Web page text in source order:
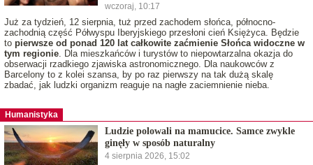
wczoraj, 10:17
Już za tydzień, 12 sierpnia, tuż przed zachodem słońca, północno-
zachodnią część Półwyspu Iberyjskiego przesłoni cień Księżyca. Będzie
to pierwsze od ponad 120 lat całkowite zaćmienie Słońca widoczne w
tym regionie . Dla mieszkańców i turystów to niepowtarzalna okazja do
obserwacji rzadkiego zjawiska astronomicznego. Dla naukowców z
Barcelony to z kolei szansa, by po raz pierwszy na tak dużą skalę
zbadać, jak ludzki organizm reaguje na nagłe zaciemnienie nieba.
Humanistyka
Ludzie polowali na mamucice. Samce zwykle
ginęły w sposób naturalny
4 sierpnia 2026, 15:02